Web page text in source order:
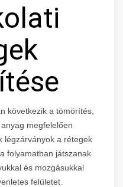
következik a tömörítés,
megfelelően
légzárványok a rétegek
folyamatban játszanak
és mozgásukkal
felületet.